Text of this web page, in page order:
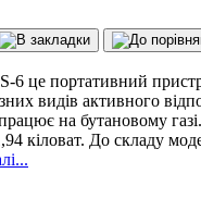
6 це портативний
видів активного
на бутановому
кіловат. До складу